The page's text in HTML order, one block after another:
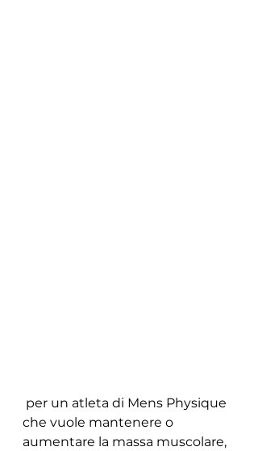
che vuole mantenere o
aumentare la massa muscolare,